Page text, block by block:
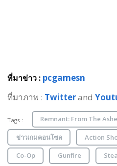
ที่มาข่าว : pcgamesn
ที่มาภาพ : Twitterand
Tags : Remnant: From The
ข่าวเกมคอนโซล Action
Co-Op Gunfire